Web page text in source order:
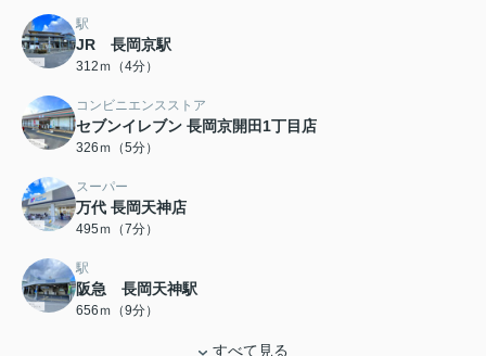
駅
JR 長岡京駅
312ｍ（4分）
コンビニエンスストア
セブンイレブン 長岡京開田1丁目店
326ｍ（5分）
スーパー
万代 長岡天神店
495ｍ（7分）
駅
阪急 長岡天神駅
656ｍ（9分）
すべて見る